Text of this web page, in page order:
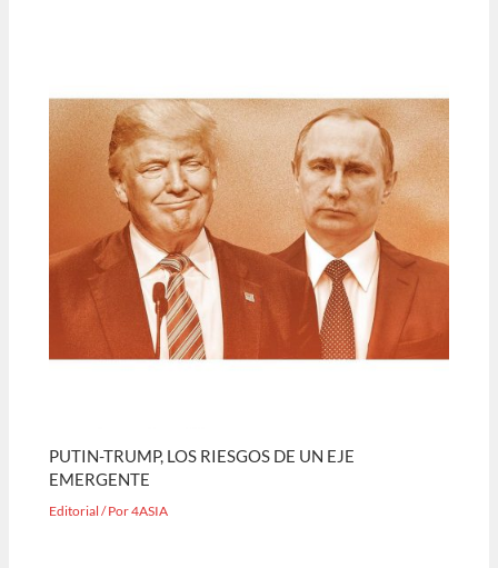
PUTIN-TRUMP, LOS RIESGOS DE UN EJE
EMERGENTE
Editorial / Por4ASIA